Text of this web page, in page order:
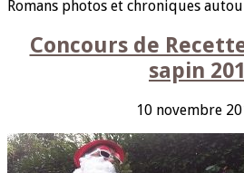
Romans photos et chroniques
Concours de
sapin
10 novembre